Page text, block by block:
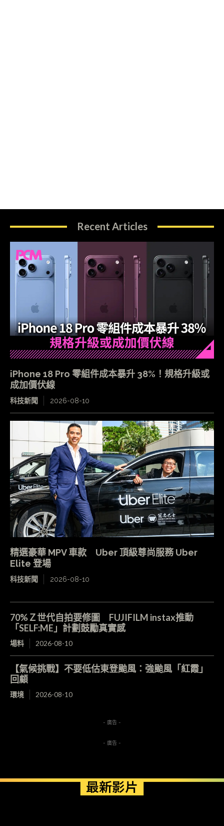
Recent Articles
iPhone 18 Pro 零組件成本暴升 38%！規格升級或
成加價伏線
科技新聞 2026-08-10
精選豪華 MPV 車款 Uber 頂級尊尚服務 Uber
Elite 登場
科技新聞 2026-08-10
70%Ｚ世代自拍要修圖 FUJIFILM instax推動
「SELF:ME」計劃鼓勵真實感
場料 2026-08-10
【氣候挑戰】不要低估東登颱風：強颱風「紅霞」
回顧
環境 2026-08-10
- 廣告 -
- 廣告 -
最新影片